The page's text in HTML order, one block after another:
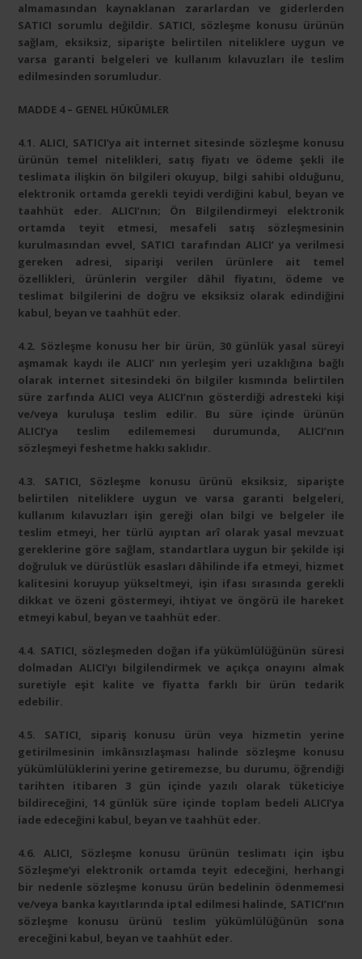
almamasından kaynaklanan zararlardan ve giderlerden
SATICI sorumlu değildir. SATICI, sözleşme konusu ürünün
sağlam, eksiksiz, siparişte belirtilen niteliklere uygun ve
varsa garanti belgeleri ve kullanım kılavuzları ile teslim
edilmesinden sorumludur.
MADDE 4 – GENEL HÜKÜMLER
4.1. ALICI, SATICI’ya ait internet sitesinde sözleşme konusu
ürünün temel nitelikleri, satış fiyatı ve ödeme şekli ile
teslimata ilişkin ön bilgileri okuyup, bilgi sahibi olduğunu,
elektronik ortamda gerekli teyidi verdiğini kabul, beyan ve
taahhüt eder. ALICI’nın; Ön Bilgilendirmeyi elektronik
ortamda teyit etmesi, mesafeli satış sözleşmesinin
kurulmasından evvel, SATICI tarafından ALICI’ ya verilmesi
gereken adresi, siparişi verilen ürünlere ait temel
özellikleri, ürünlerin vergiler dâhil fiyatını, ödeme ve
teslimat bilgilerini de doğru ve eksiksiz olarak edindiğini
kabul, beyan ve taahhüt eder.
4.2. Sözleşme konusu her bir ürün, 30 günlük yasal süreyi
aşmamak kaydı ile ALICI’ nın yerleşim yeri uzaklığına bağlı
olarak internet sitesindeki ön bilgiler kısmında belirtilen
süre zarfında ALICI veya ALICI’nın gösterdiği adresteki kişi
ve/veya kuruluşa teslim edilir. Bu süre içinde ürünün
ALICI’ya teslim edilememesi durumunda, ALICI’nın
sözleşmeyi feshetme hakkı saklıdır.
4.3. SATICI, Sözleşme konusu ürünü eksiksiz, siparişte
belirtilen niteliklere uygun ve varsa garanti belgeleri,
kullanım kılavuzları işin gereği olan bilgi ve belgeler ile
teslim etmeyi, her türlü ayıptan arî olarak yasal mevzuat
gereklerine göre sağlam, standartlara uygun bir şekilde işi
doğruluk ve dürüstlük esasları dâhilinde ifa etmeyi, hizmet
kalitesini koruyup yükseltmeyi, işin ifası sırasında gerekli
dikkat ve özeni göstermeyi, ihtiyat ve öngörü ile hareket
etmeyi kabul, beyan ve taahhüt eder.
4.4. SATICI, sözleşmeden doğan ifa yükümlülüğünün süresi
dolmadan ALICI’yı bilgilendirmek ve açıkça onayını almak
suretiyle eşit kalite ve fiyatta farklı bir ürün tedarik
edebilir.
4.5. SATICI, sipariş konusu ürün veya hizmetin yerine
getirilmesinin imkânsızlaşması halinde sözleşme konusu
yükümlülüklerini yerine getiremezse, bu durumu, öğrendiği
tarihten itibaren 3 gün içinde yazılı olarak tüketiciye
bildireceğini, 14 günlük süre içinde toplam bedeli ALICI’ya
iade edeceğini kabul, beyan ve taahhüt eder.
4.6. ALICI, Sözleşme konusu ürünün teslimatı için işbu
Sözleşme’yi elektronik ortamda teyit edeceğini, herhangi
bir nedenle sözleşme konusu ürün bedelinin ödenmemesi
ve/veya banka kayıtlarında iptal edilmesi halinde, SATICI’nın
sözleşme konusu ürünü teslim yükümlülüğünün sona
ereceğini kabul, beyan ve taahhüt eder.